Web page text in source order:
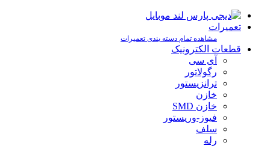
تعمیرات
مشاهده تمام دسته بندی تعمیرات
قطعات الکترونیک
آی سی
رگولاتور
ترانزیستور
خازن
خازن SMD
فیوز-وریستور
سلف
رله